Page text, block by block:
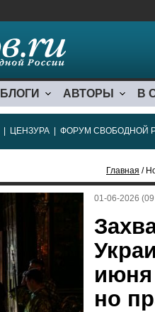
БЛОГИ АВТОРЫ В
ЦЕНЗУРА ФОРУМ СВОБОДНОЙ
Главная /
01-06-2026
но